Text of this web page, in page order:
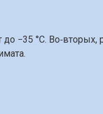
−35 °C. Во‑вторых,